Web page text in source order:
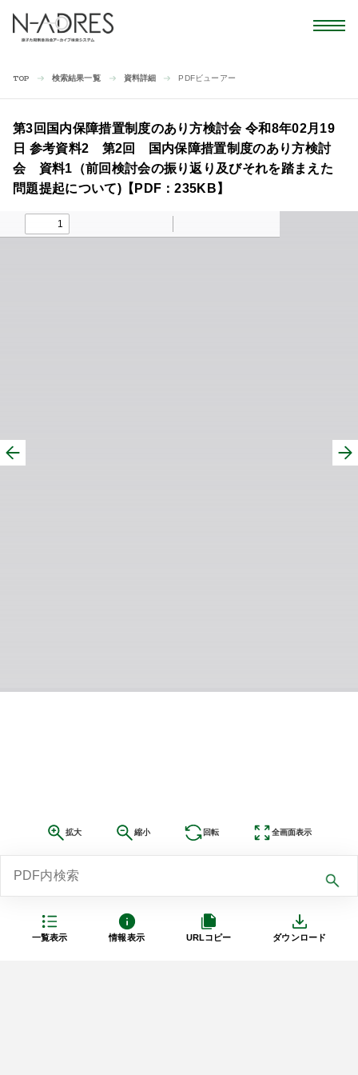
TOP 検索結果一覧 資料詳細 PDFビューアー
一覧表示 情報表示 URLコピー ダウンロード
第3回国内保障措置制度のあり方検討会 令和8年02月19
日 参考資料2 第2回 国内保障措置制度のあり方検討
会 資料1（前回検討会の振り返り及びそれを踏まえた
問題提起について)【PDF：235KB】
拡大 縮小 回転 全画面表示